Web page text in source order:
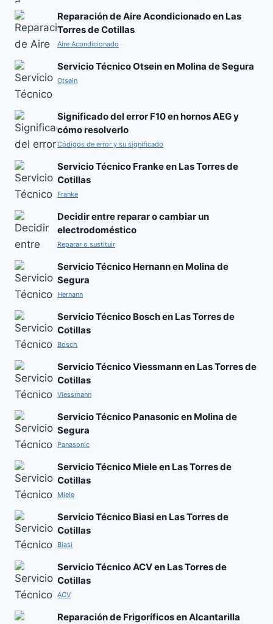
Reparación de Aire Acondicionado en Las
Torres de Cotillas
Aire Acondicionado
Servicio Técnico Otsein en Molina de Segura
Otsein
Significado del error F10 en hornos AEG y
cómo resolverlo
Códigos de error y su significado
Servicio Técnico Franke en Las Torres de
Cotillas
Franke
Decidir entre reparar o cambiar un
electrodoméstico
Reparar o sustituir
Servicio Técnico Hernann en Molina de
Segura
Hernann
Servicio Técnico Bosch en Las Torres de
Cotillas
Bosch
Servicio Técnico Viessmann en Las Torres de
Cotillas
Viessmann
Servicio Técnico Panasonic en Molina de
Segura
Panasonic
Servicio Técnico Miele en Las Torres de
Cotillas
Miele
Servicio Técnico Biasi en Las Torres de
Cotillas
Biasi
Servicio Técnico ACV en Las Torres de
Cotillas
ACV
Reparación de Frigoríficos en Alcantarilla